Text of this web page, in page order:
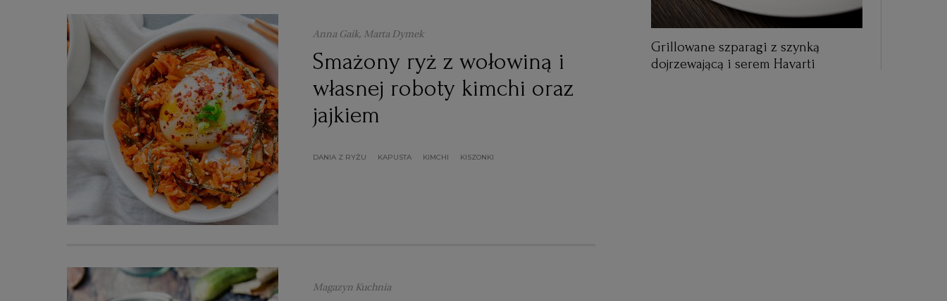
Anna Gaik, Marta Dymek
Smażony ryż z wołowiną i
własnej roboty kimchi oraz
jajkiem
DANIA Z RYŻU KAPUSTA KIMCHI KISZONKI
Magazyn Kuchnia
Grillowane szparagi z szynką
dojrzewającą i serem Havarti